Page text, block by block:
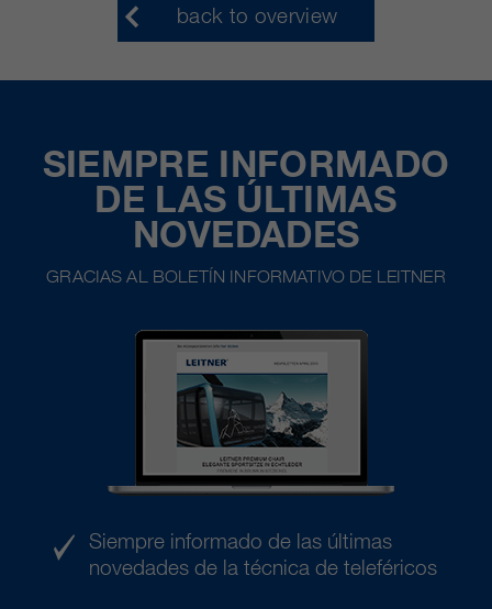
back to overview
SIEMPRE INFORMADO
DE LAS ÚLTIMAS
NOVEDADES
GRACIAS AL BOLETÍN INFORMATIVO DE LEITNER
Siempre informado de las últimas
novedades de la técnica de teleféricos